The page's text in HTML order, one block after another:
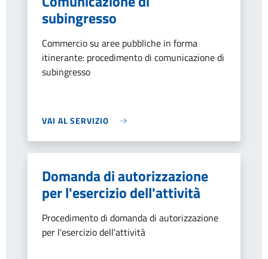
subingresso
Commercio su aree pubbliche in forma
itinerante: procedimento di comunicazione di
subingresso
VAI AL SERVIZIO
Domanda di autorizzazione
per l'esercizio dell'attività
Procedimento di domanda di autorizzazione
per l'esercizio dell'attività